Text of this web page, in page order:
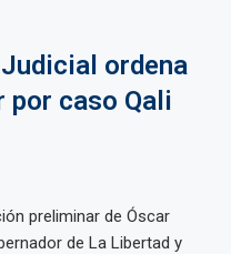
ordena
por caso Qali
preliminar de Óscar
de La Libertad y